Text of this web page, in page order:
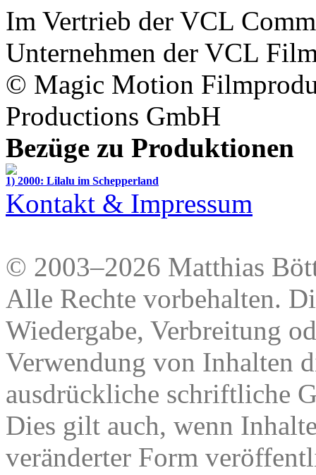
Im Vertrieb der VCL
Unternehmen der VCL
© Magic Motion
Productions GmbH
Bezüge zu Produktionen
1) 2000: Lilalu im Schepperland
Kontakt & Impressum
© 2003–2026 Matthias
Alle Rechte vorbehalten.
Wiedergabe, Verbreitung
Verwendung von Inhalten
ausdrückliche schriftliche
Dies gilt auch, wenn
veränderter Form